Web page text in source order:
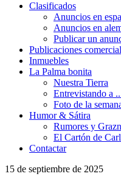
Clasificados
Anuncios en
Anuncios en
Publicar un
Publicaciones
Inmuebles
La Palma bonita
Nuestra Tierra
Entrevistando a
Foto de la
Humor & Sátira
Rumores y
El Cartón de
Contactar
15 de septiembre de 2025